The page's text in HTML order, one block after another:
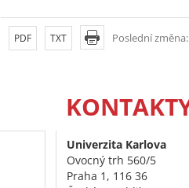
Poslední
PDF TXT
Univerzita Karlova
Ovocný trh 560/5
Praha 1, 116 36